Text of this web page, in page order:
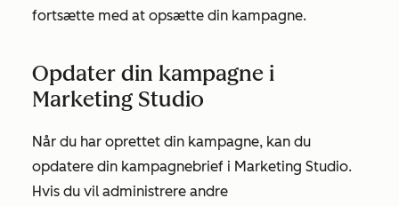
fortsætte med at opsætte din kampagne.
Opdater din kampagne i
Marketing Studio
Når du har oprettet din kampagne, kan du
opdatere din kampagnebrief i Marketing Studio.
Hvis du vil administrere andre